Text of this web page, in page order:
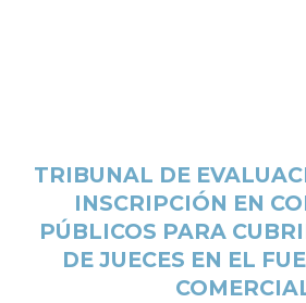
TRIBUNAL DE
INSCRIPCIÓN EN
PÚBLICOS PARA
DE JUECES EN EL